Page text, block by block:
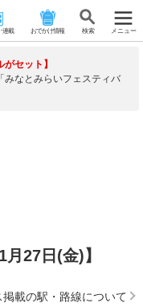
連載 おでかけ情報 検 索 メニュー
セット】
みなとみらいフェスティバ
27日(金)】
載の駅・路線について